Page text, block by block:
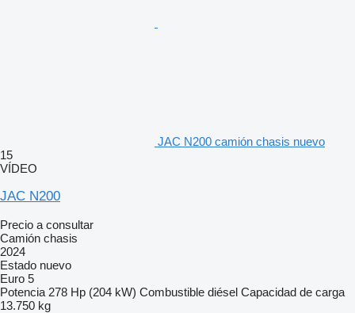
JAC N200 camión chasis nuevo
15
VÍDEO
JAC N200
Precio a consultar
Camión chasis
2024
Estado nuevo
Euro 5
Potencia 278 Hp (204 kW) Combustible diésel Capacidad de carga
13.750 kg